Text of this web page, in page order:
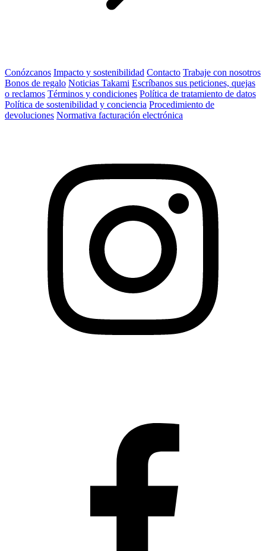
Conózcanos Impacto y sostenibilidad Contacto Trabaje con nosotros
Bonos de regalo Noticias Takami Escríbanos sus peticiones, quejas
o reclamos Términos y condiciones Política de tratamiento de datos
Política de sostenibilidad y conciencia Procedimiento de
devoluciones Normativa facturación electrónica